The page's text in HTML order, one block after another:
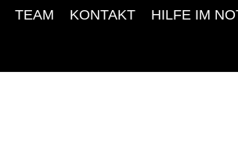
TEAM KONTAKT HILFE IM